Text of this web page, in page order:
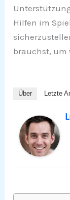
Hilfen im
brauchst, um
Über Letzte